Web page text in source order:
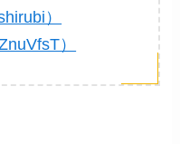
）
）